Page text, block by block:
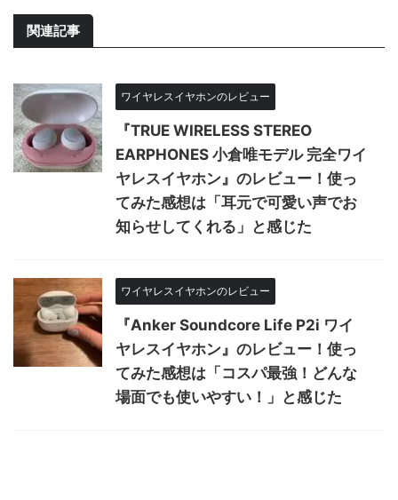
関連記事
ワイヤレスイヤホンのレビュー
『TRUE WIRELESS STEREO
EARPHONES 小倉唯モデル 完全ワイ
ヤレスイヤホン』のレビュー！使っ
てみた感想は「耳元で可愛い声でお
知らせしてくれる」と感じた
ワイヤレスイヤホンのレビュー
『Anker Soundcore Life P2i ワイ
ヤレスイヤホン』のレビュー！使っ
てみた感想は「コスパ最強！どんな
場面でも使いやすい！」と感じた